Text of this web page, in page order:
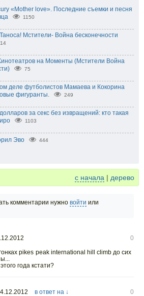
«Mother love». Последние съемки и песня
1150
Мстители- Война бесконечности
на Моменты (Мстители Война
75
деле футболистов Мамаева и Кокорина
фигуранты.
249
за секс без извращений: кто такая
1103
Эво 444
с начала | дерево
комментарии нужно войти или
0
pikes peak international hill climb до сих
года кстати?
в ответ на ↓
0